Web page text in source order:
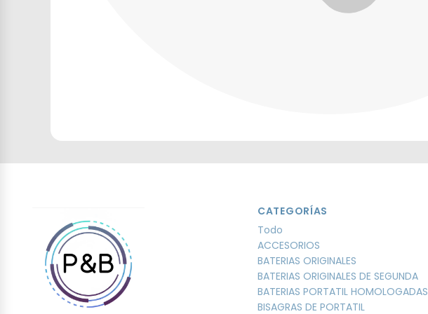
CATEGORÍAS
Todo
ACCESORIOS
BATERIAS ORIGINALES
BATERIAS ORIGINALES DE SEGUNDA
BATERIAS PORTATIL HOMOLOGADAS
BISAGRAS DE PORTATIL